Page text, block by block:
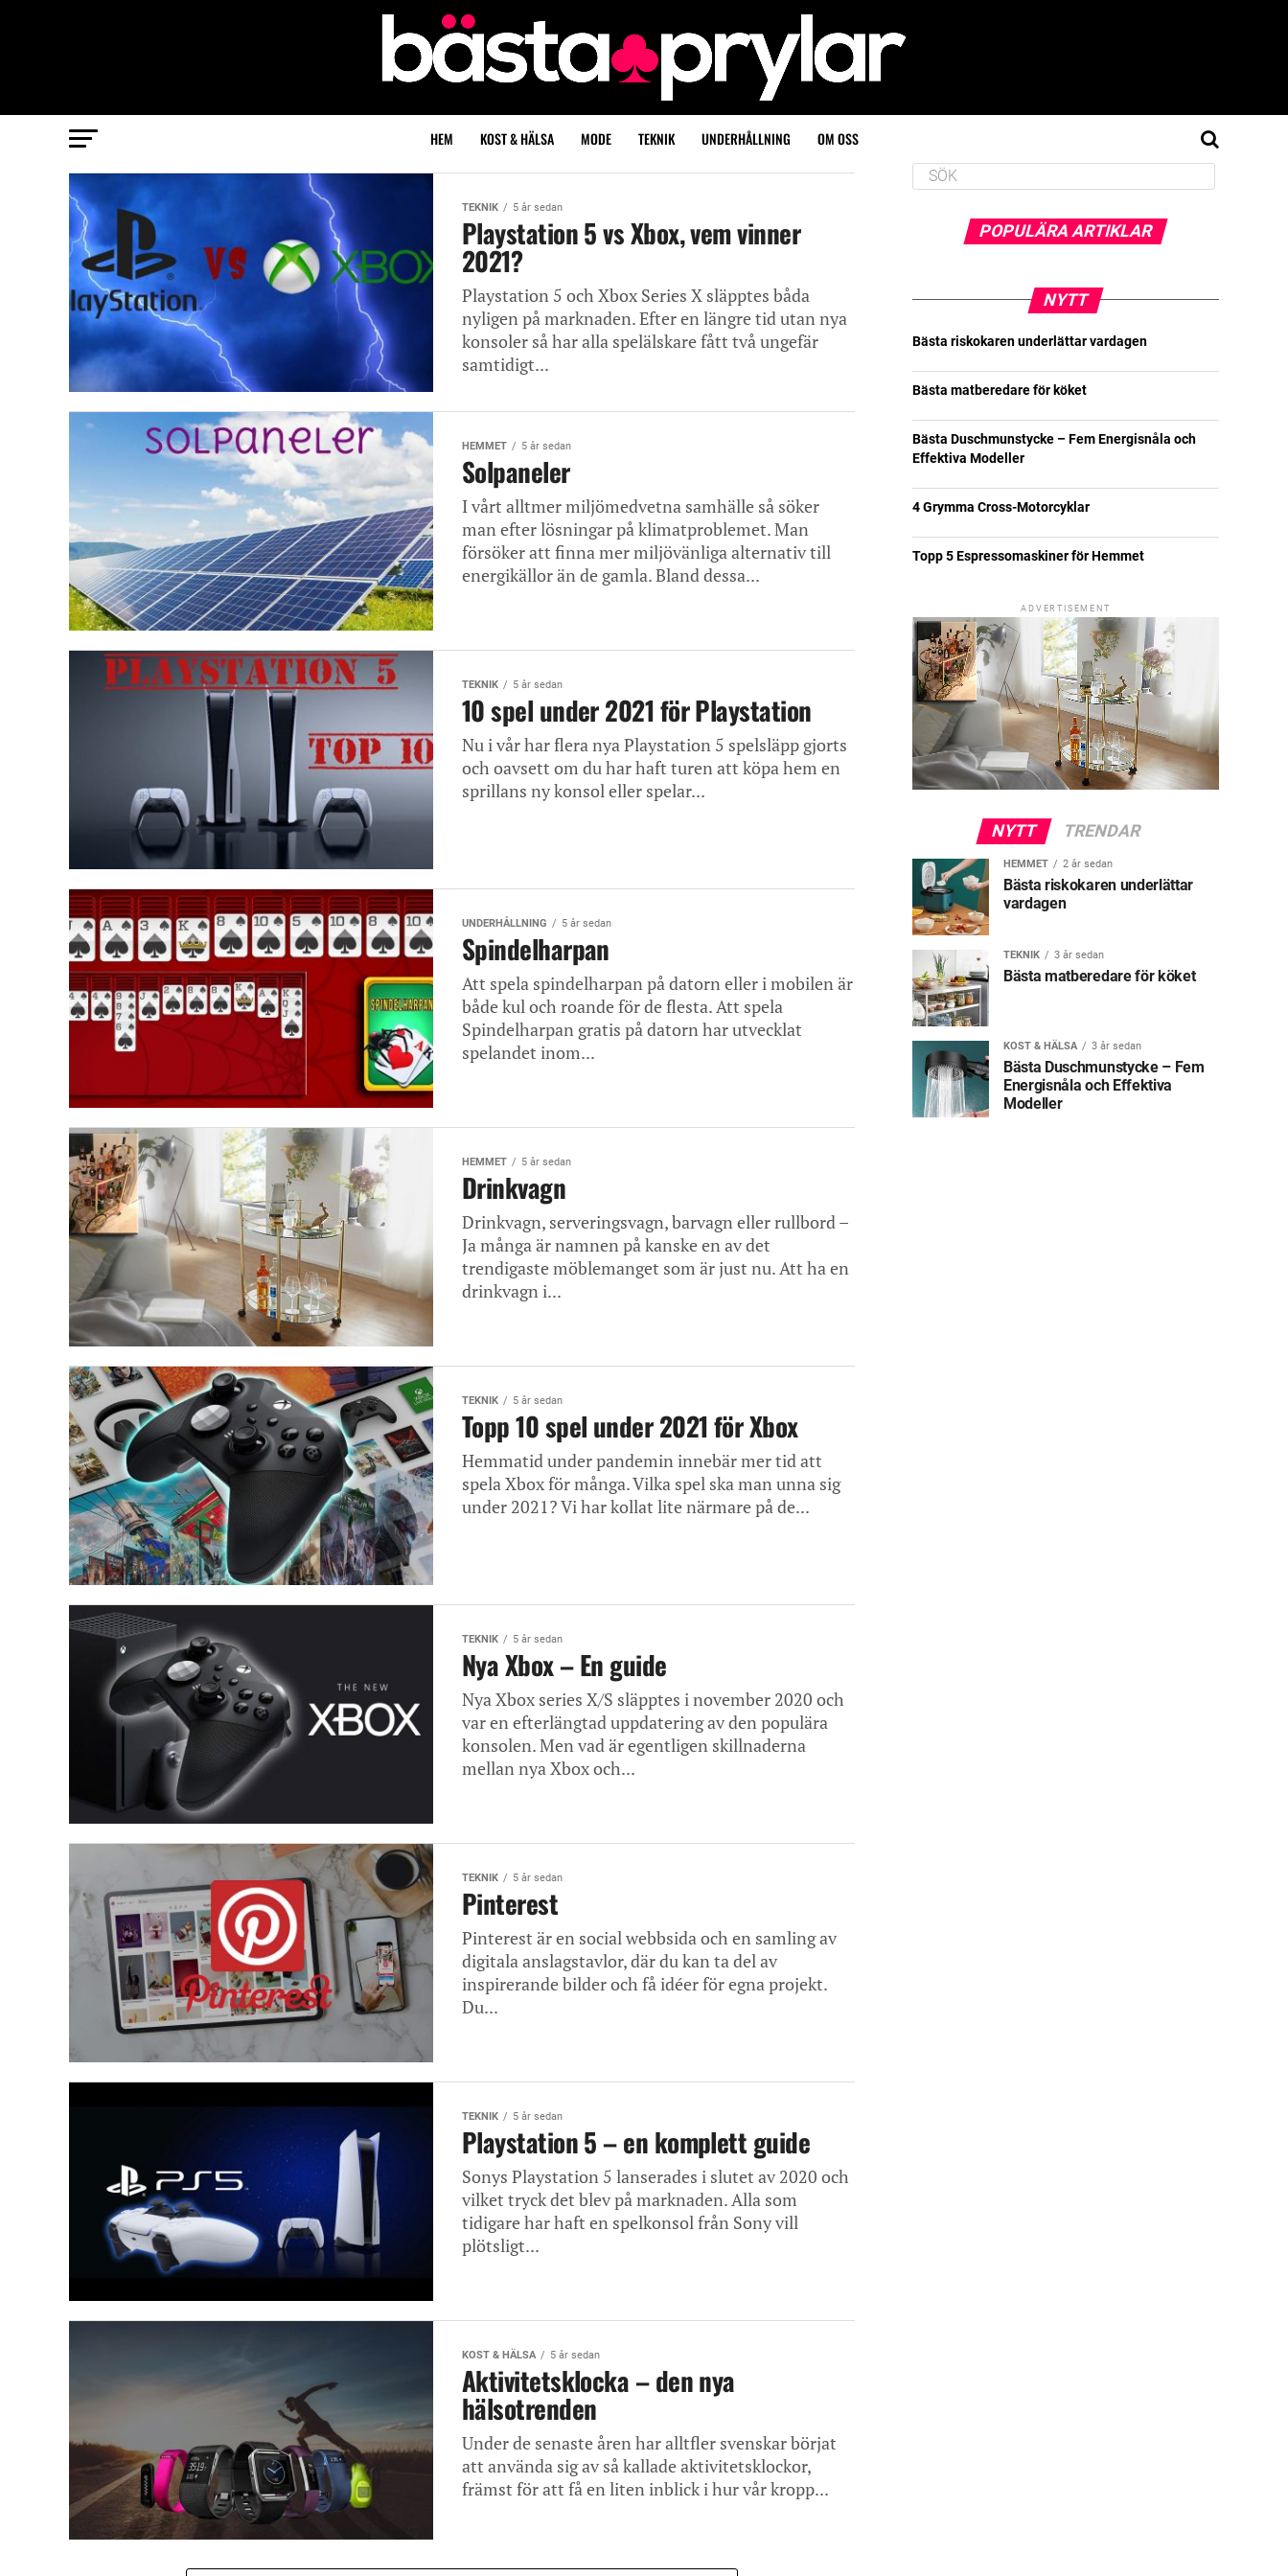
HEM KOST & HÄLSA MODE TEKNIK UNDERHÅLLNING OM OSS
TEKNIK 5 år sedan
Playstation 5 vs Xbox, vem vinner
2021?
Playstation 5 och Xbox Series X släpptes båda
nyligen på marknaden. Efter en längre tid utan nya
konsoler så har alla spelälskare fått två ungefär
samtidigt...
HEMMET 5 år sedan
Solpaneler
I vårt alltmer miljömedvetna samhälle så söker
man efter lösningar på klimatproblemet. Man
försöker att finna mer miljövänliga alternativ till
energikällor än de gamla. Bland dessa...
TEKNIK 5 år sedan
10 spel under 2021 för Playstation
Nu i vår har flera nya Playstation 5 spelsläpp gjorts
och oavsett om du har haft turen att köpa hem en
sprillans ny konsol eller spelar...
UNDERHÅLLNING 5 år sedan
Spindelharpan
Att spela spindelharpan på datorn eller i mobilen är
både kul och roande för de flesta. Att spela
Spindelharpan gratis på datorn har utvecklat
spelandet inom...
HEMMET 5 år sedan
Drinkvagn
Drinkvagn, serveringsvagn, barvagn eller rullbord –
Ja många är namnen på kanske en av det
trendigaste möblemanget som är just nu. Att ha en
drinkvagn i...
TEKNIK 5 år sedan
Topp 10 spel under 2021 för Xbox
Hemmatid under pandemin innebär mer tid att
spela Xbox för många. Vilka spel ska man unna sig
under 2021? Vi har kollat lite närmare på de...
TEKNIK 5 år sedan
Nya Xbox – En guide
Nya Xbox series X/S släpptes i november 2020 och
var en efterlängtad uppdatering av den populära
konsolen. Men vad är egentligen skillnaderna
mellan nya Xbox och...
TEKNIK 5 år sedan
Pinterest
Pinterest är en social webbsida och en samling av
digitala anslagstavlor, där du kan ta del av
inspirerande bilder och få idéer för egna projekt.
Du...
TEKNIK 5 år sedan
Playstation 5 – en komplett guide
Sonys Playstation 5 lanserades i slutet av 2020 och
vilket tryck det blev på marknaden. Alla som
tidigare har haft en spelkonsol från Sony vill
plötsligt...
KOST & HÄLSA 5 år sedan
Aktivitetsklocka – den nya
hälsotrenden
Under de senaste åren har alltfler svenskar börjat
att använda sig av så kallade aktivitetsklockor,
främst för att få en liten inblick i hur vår kropp...
POPULÄRA ARTIKLAR
NYTT
Bästa riskokaren underlättar vardagen
Bästa matberedare för köket
Bästa Duschmunstycke – Fem Energisnåla och
Effektiva Modeller
4 Grymma Cross-Motorcyklar
Topp 5 Espressomaskiner för Hemmet
ADVERTISEMENT
NYTT TRENDAR
HEMMET 2 år sedan
Bästa riskokaren underlättar
vardagen
TEKNIK 3 år sedan
Bästa matberedare för köket
KOST & HÄLSA 3 år sedan
Bästa Duschmunstycke – Fem
Energisnåla och Effektiva
Modeller